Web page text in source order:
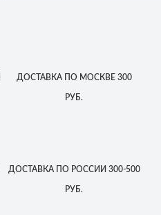
ДОСТАВКАПО МОСКВЕ 300
РУБ.
ДОСТАВКАПО РОССИИ 300-500
РУБ.